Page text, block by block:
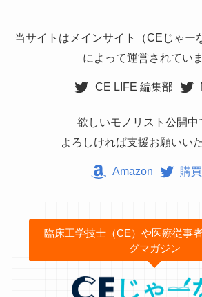
当サイトは メインサイト
（CEじゃ
によって運営されていま
CE LIFE 編集部
欲しいモノリスト公開中
よろしければ支援お願いい
Amazon 購
臨床工学技士（CE）や医療従事
グマガジン